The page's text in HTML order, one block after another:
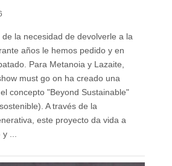
la necesidad de devolverle a la
años le hemos pedido y en
Para Metanoia y Lazaite,
must go on ha creado una
concepto "Beyond Sustainable"
A través de la
este proyecto da vida a
...